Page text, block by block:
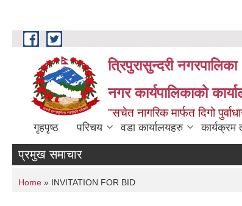
Skip to main content
त्रिपुरासुन्दरी नगरपालिका
नगर कार्यपालिकाको
"सचेत नागरिक मार्फत दिगो
गृहपृष्ठ परिचय वडा कार्यालयहरु कार्यक्रम
प्रमुख समाचार
You are here
Home » INVITATION FOR BID